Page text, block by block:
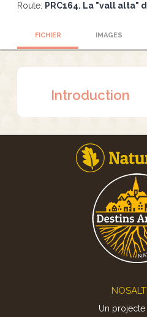
Route: PRC164. La "vall alta"
FICHIER IMAGES
Introduction
Un projecte